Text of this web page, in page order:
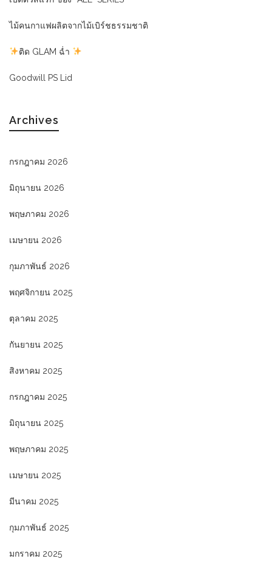
ไม้คนกาแฟผลิตจากไม้เบิร์ชธรรมชาติ
ติด GLAM ฉ่ำ
Goodwill PS Lid
Archives
กรกฎาคม 2026
มิถุนายน 2026
พฤษภาคม 2026
เมษายน 2026
กุมภาพันธ์ 2026
พฤศจิกายน 2025
ตุลาคม 2025
กันยายน 2025
สิงหาคม 2025
กรกฎาคม 2025
มิถุนายน 2025
พฤษภาคม 2025
เมษายน 2025
มีนาคม 2025
กุมภาพันธ์ 2025
มกราคม 2025